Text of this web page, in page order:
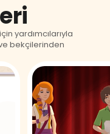
yardımcılarıyla
bekçilerinden